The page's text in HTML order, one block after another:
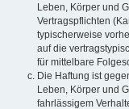
Leben, Körper und
Vertragspflichten
typischerweise
auf die
für mittelbare
Die Haftung ist
Leben, Körper und
fahrlässigem